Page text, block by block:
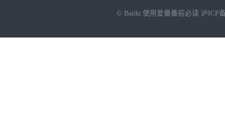
© Baidu 使用爱番番前必读 沪ICP